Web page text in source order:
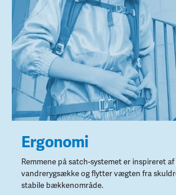
Ergonomi
Remmene på satch-systemet er inspireret
vandrerygsække og flytter vægten fra
stabile bækkenområde.